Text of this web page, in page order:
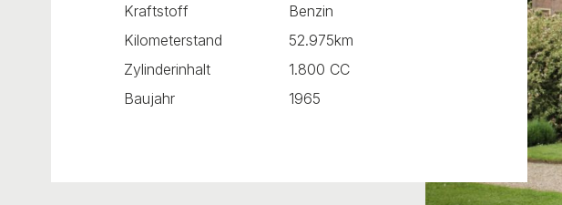
Kraftstoff
Benzin
Kilometerstand
52.975km
Zylinderinhalt
1.800 CC
Baujahr
1965